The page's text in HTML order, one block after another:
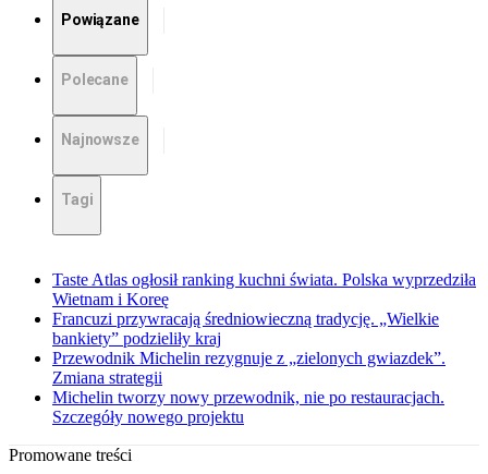
Powiązane
Polecane
Najnowsze
Tagi
Taste Atlas ogłosił ranking kuchni świata. Polska wyprzedziła
Wietnam i Koreę
Francuzi przywracają średniowieczną tradycję. „Wielkie
bankiety” podzieliły kraj
Przewodnik Michelin rezygnuje z „zielonych gwiazdek”.
Zmiana strategii
Michelin tworzy nowy przewodnik, nie po restauracjach.
Szczegóły nowego projektu
Promowane treści